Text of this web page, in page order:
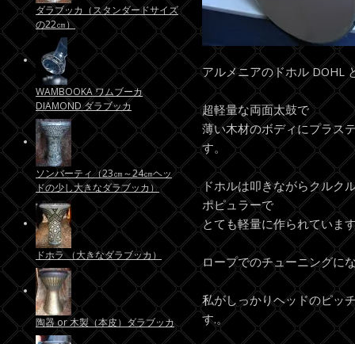
アルメニアのドホル DOHL
超軽量な両面太鼓で
薄い木材のボディにプラス
す。
ドホルは叩きながらクルク
ポピュラーで
とても軽量に作られていま
ロープでのチューニングに
私がしっかりヘッドのピッ
す.。
ダラブッカ（スタンダードサイズ
の22㎝）
WAMBOOKA ワムブーカ
DIAMOND ダラブッカ
ソンバーティ（23㎝～24㎝ヘッ
ドの少し大きなダラブッカ）
ドホラ （大きなダラブッカ）
陶器 or 木製（本皮）ダラブッカ